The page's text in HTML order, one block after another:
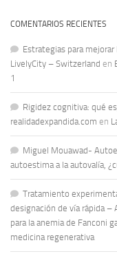
COMENTARIOS RECIENTES
Estrategias para
LivelyCity – Switzerland en
1
Rigidez cognitiva: qué
realidadexpandida.com en
Miguel Mouawad-
autoestima a la autovalía,
Tratamiento
designación de vía rápida –
para la anemia de Fanconi
medicina regenerativa